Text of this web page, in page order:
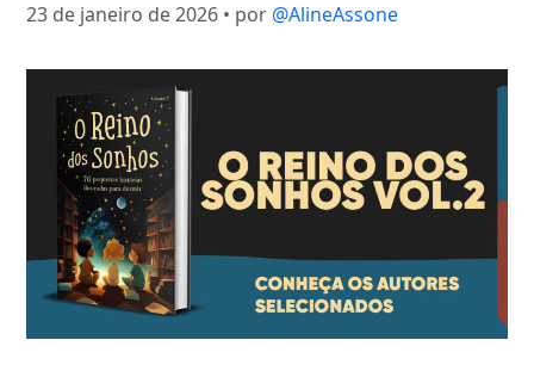
23 de janeiro de 2026 • por @AlineAssone